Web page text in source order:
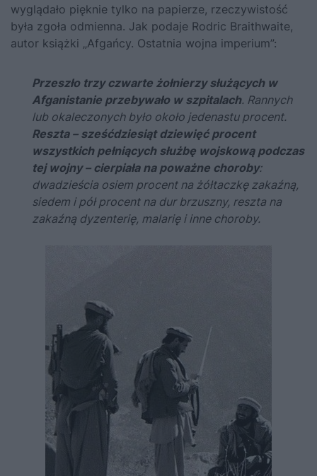
wyglądało pięknie tylko na papierze, rzeczywistość
była zgoła odmienna. Jak podaje Rodric Braithwaite,
autor książki „Afgańcy. Ostatnia wojna imperium”:
Przeszło trzy czwarte żołnierzy służących w
Afganistanie przebywało w szpitalach. Rannych
lub okaleczonych było około jedenastu procent.
Reszta – sześćdziesiąt dziewięć procent
wszystkich pełniących służbę wojskową podczas
tej wojny – cierpiała na poważne choroby:
dwadzieścia osiem procent na żółtaczkę zakaźną,
siedem i pół procent na dur brzuszny, reszta na
zakaźną dyzenterię, malarię i inne choroby.